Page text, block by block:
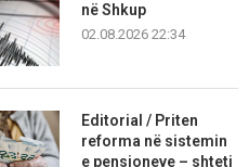
në Shkup
02.08.2026 22:34
Editorial / Priten
reforma në sistemin
e pensioneve – shteti